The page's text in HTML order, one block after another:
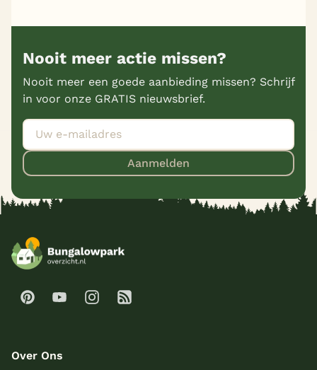
Nooit meer actie missen?
Nooit meer een goede aanbieding missen? Schrijf
in voor onze GRATIS nieuwsbrief.
Aanmelden
Over Ons